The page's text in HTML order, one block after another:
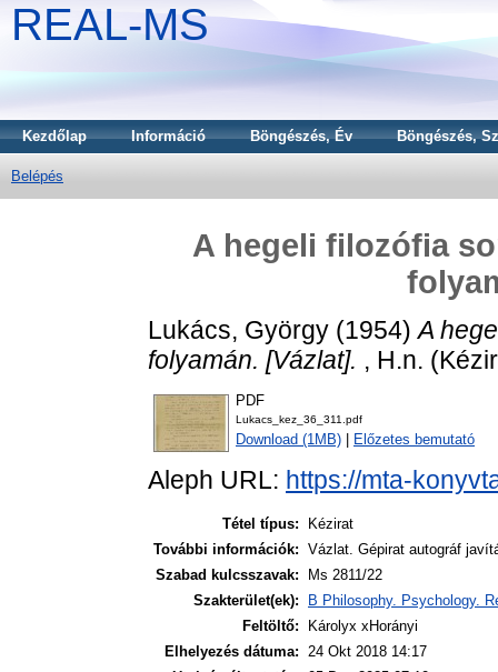
REAL-MS
Kezdőlap Információ Böngészés, Év Böngészés,
Belépés
A hegeli filozófia
Lukács, György (1954)A
folyamán. [Vázlat]. , H.n.
PDF
Lukacs_kez_36_311.pdf
Download (1MB) Előzetes bemutató
Aleph URL: https://mta-
Tétel típus:
Kézirat
További információk: Vázlat. Gépirat autográf
Szabad kulcsszavak:
Ms 2811/22
Szakterület(ek):
B Philosophy. Psychology.
Feltöltő:
Károlyx xHorányi
Elhelyezés dátuma: 24 Okt 2018 14:17